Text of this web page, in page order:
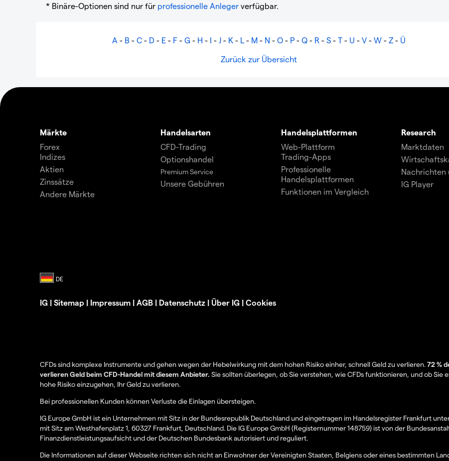
* Binäre-Optionen sind nur für professionelle Anleger verfügbar.
A - B - C - D - E - F - G - H - I - J - K - L - M - N - O - P - Q - R - S - T - U - V - W - Z - Ü
Zurück zur Übersicht
Märkte
Forex
Indizes
Aktien
Zinssätze
Andere Märkte
Handelsarten
CFD-Trading
Optionshandel
Premium Service
Unsere Gebühren
Handelsplattformen
Web-Plattform
Trading-Apps
Professionelle
Handelsplattformen
Funktionen im Vergleich
Research
Marktdaten
Nachrichten
IG Player
IG | Sitemap | Impressum | AGB | Datenschutz | Über IG | Cookies
CFDs sind komplexe Instrumente und gehen wegen der Hebelwirkung mit dem hohen Risiko einher, schnell Geld zu verlieren.72 %
verlieren Geld beim CFD-Handel mit diesem Anbieter. Sie sollten überlegen, ob Sie verstehen, wie CFDs funktionieren, und ob Sie
hohe Risiko einzugehen, Ihr Geld zu verlieren.
Bei professionellen Kunden können Verluste die Einlagen übersteigen.
IG Europe GmbH ist ein Unternehmen mit Sitz in der Bundesrepublik Deutschland und eingetragen im Handelsregister Frankfurt
mit Sitz am Westhafenplatz 1, 60327 Frankfurt, Deutschland. Die IG Europe GmbH (Registernummer 148759) ist von der
Finanzdienstleistungsaufsicht und der Deutschen Bundesbank autorisiert und reguliert.
Die Informationen auf dieser Webseite richten sich nicht an Einwohner der Vereinigten Staaten, Belgiens oder eines bestimmten